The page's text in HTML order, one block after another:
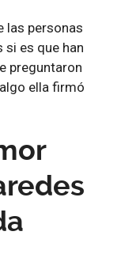
las personas
si es que han
preguntaron
ella firmó